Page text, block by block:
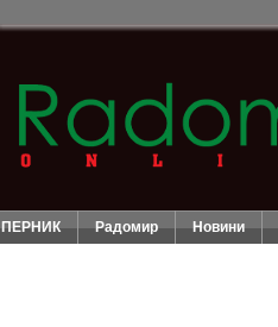
ПЕРНИК Радомир Новини